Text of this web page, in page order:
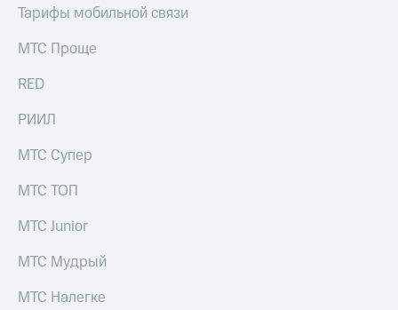
Тарифы мобильной связи
МТС Проще
RED
РИИЛ
МТС Супер
МТС ТОП
МТС Junior
МТС Мудрый
МТС Налегке